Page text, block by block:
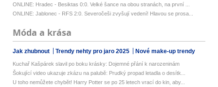
ONLINE: Hradec - Besiktas 0:0. Velké šance na obou stranách, na první ...
ONLINE: Jablonec - RFS 2:0. Severočeši zvyšují vedení! Hlavou se prosa...
Móda a krása
Jak zhubnout Trendy nehty pro jaro 2025 Nové make-up trendy
Kuchař Kašpárek slavil po boku krásky: Dojemné přání k narozeninám
Šokující video ukazuje zkázu na palubě: Prudký propad letadla o desítk...
U toho nemůžete chybět! Harry Potter se po 25 letech vrací do kin, aby...